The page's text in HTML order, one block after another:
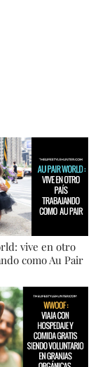
vive en otro
como Au Pair